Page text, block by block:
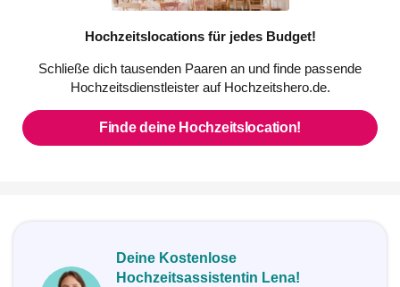
Hochzeitslocations für jedes Budget!
Schließe dich tausenden Paaren an und finde passende
Hochzeitsdienstleister auf Hochzeitshero.de.
Finde deine Hochzeitslocation!
Deine Kostenlose
Hochzeitsassistentin Lena!